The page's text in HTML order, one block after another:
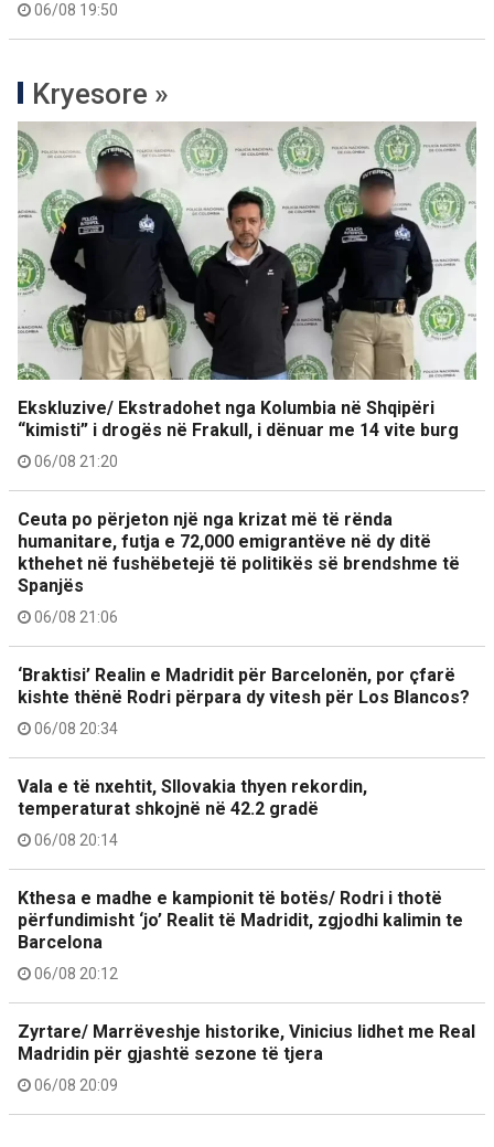
06/08 19:50
Kryesore »
Ekskluzive/ Ekstradohet nga Kolumbia në Shqipëri
“kimisti” i drogës në Frakull, i dënuar me 14 vite burg
06/08 21:20
Ceuta po përjeton një nga krizat më të rënda
humanitare, futja e 72,000 emigrantëve në dy ditë
kthehet në fushëbetejë të politikës së brendshme të
Spanjës
06/08 21:06
‘Braktisi’ Realin e Madridit për Barcelonën, por çfarë
kishte thënë Rodri përpara dy vitesh për Los Blancos?
06/08 20:34
Vala e të nxehtit, Sllovakia thyen rekordin,
temperaturat shkojnë në 42.2 gradë
06/08 20:14
Kthesa e madhe e kampionit të botës/ Rodri i thotë
përfundimisht ‘jo’ Realit të Madridit, zgjodhi kalimin te
Barcelona
06/08 20:12
Zyrtare/ Marrëveshje historike, Vinicius lidhet me Real
Madridin për gjashtë sezone të tjera
06/08 20:09